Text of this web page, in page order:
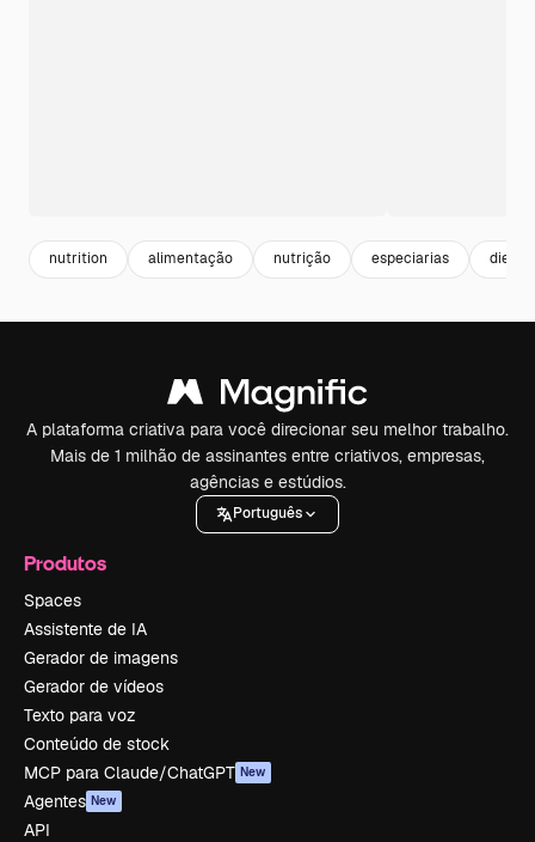
nutrition alimentação nutrição especiarias dieta
A plataforma criativa para você direcionar seu melhor trabalho.
Mais de 1 milhão de assinantes entre criativos, empresas,
agências e estúdios.
Português
Produtos
Spaces
Assistente de IA
Gerador de imagens
Gerador de vídeos
Texto para voz
Conteúdo de stock
MCP para Claude/ChatGPT New
Agentes New
API